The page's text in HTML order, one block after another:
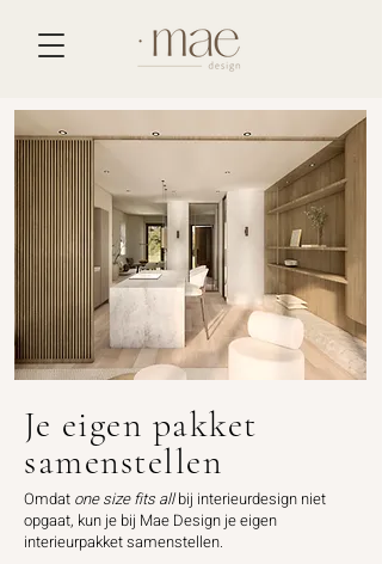
Je eigen pakket
samenstellen
Omdat one size fits allbij interieurdesign niet
opgaat, kun je bij Mae Design je eigen
interieurpakket samenstellen.